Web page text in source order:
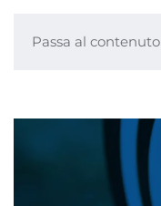
Passa al